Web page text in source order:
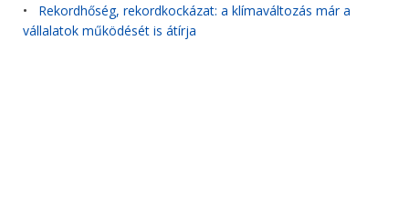
• Rekordhőség, rekordkockázat: a klímaváltozás már a
vállalatok működését is átírja